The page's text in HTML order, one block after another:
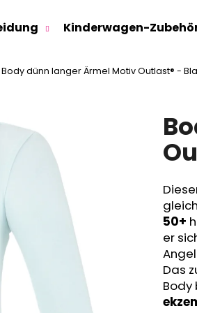
Kinderwagen-
Body dünn langer Ärmel Motiv Outlast® -
50+
er
Das
Body
Was suchen Sie?
Wir empfehlen
SWEATHOSE - DENIM LÖWE